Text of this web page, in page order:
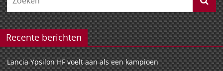
Recente berichten
Lancia Ypsilon HF voelt aan als een kampioen